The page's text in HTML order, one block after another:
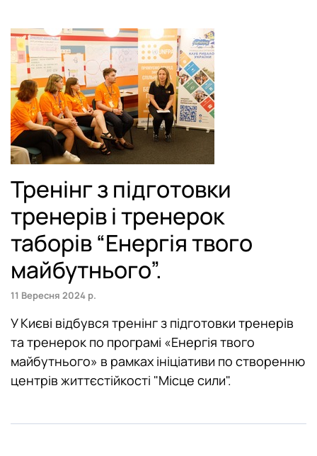
Тренінг з підготовки
тренерів і тренерок
таборів “Енергія твого
майбутнього”.
11 Вересня 2024 р.
У Києві відбувся тренінг з підготовки тренерів
та тренерок по програмі «Енергія твого
майбутнього» в рамках ініціативи по створенню
центрів життєстійкості "Місце сили".